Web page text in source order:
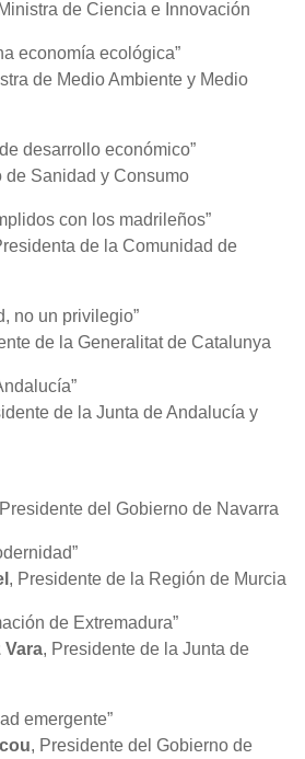
de Ciencia e Innovación
economía ecológica”
de Medio Ambiente y Medio
desarrollo económico”
de Sanidad y Consumo
con los madrileños”
de la Comunidad de
no un privilegio”
de la Generalitat de Catalunya
de la Junta de Andalucía y
del Gobierno de Navarra
, Presidente de la Región de Murcia
de Extremadura”
Vara, Presidente de la Junta de
emergente”
, Presidente del Gobierno de